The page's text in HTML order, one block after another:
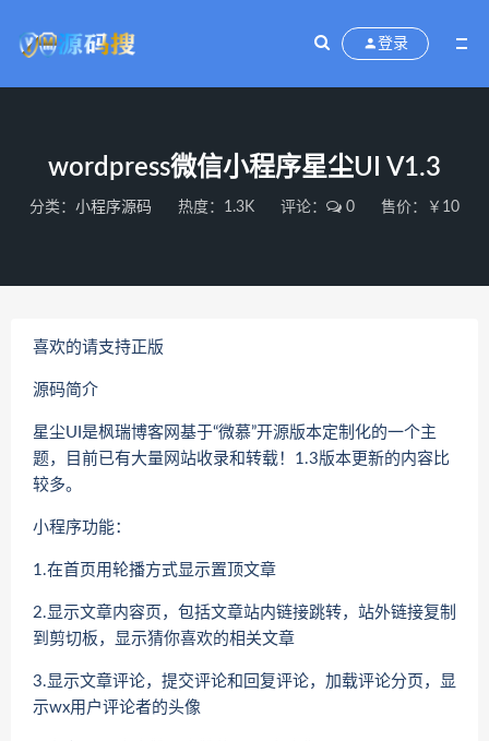
登录
wordpress微信小程序星尘UI V1.3
分类： 小程序源码 热度：1.3K 评论： 0 售价：￥10
喜欢的请支持正版
源码简介
星尘UI是枫瑞博客网基于“微慕”开源版本定制化的一个主
题，目前已有大量网站收录和转载！1.3版本更新的内容比
较多。
小程序功能：
1.在首页用轮播方式显示置顶文章
2.显示文章内容页，包括文章站内链接跳转，站外链接复制
到剪切板，显示猜你喜欢的相关文章
3.显示文章评论，提交评论和回复评论，加载评论分页，显
示wx用户评论者的头像